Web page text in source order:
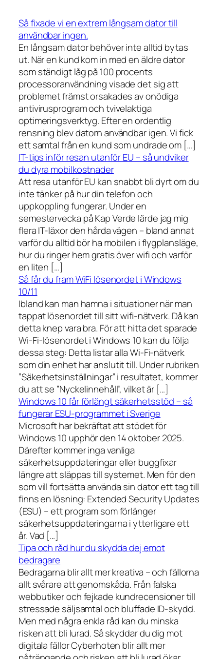
Så fixade vi en extrem långsam dator till
användbar ingen.
En långsam dator behöver inte alltid bytas
ut. När en kund kom in med en äldre dator
som ständigt låg på 100 procents
processoranvändning visade det sig att
problemet främst orsakades av onödiga
antivirusprogram och tvivelaktiga
optimeringsverktyg. Efter en ordentlig
rensning blev datorn användbar igen. Vi fick
ett samtal från en kund som undrade om […]
IT-tips inför resan utanför EU – så undviker
du dyra mobilkostnader
Att resa utanför EU kan snabbt bli dyrt om du
inte tänker på hur din telefon och
uppkoppling fungerar. Under en
semestervecka på Kap Verde lärde jag mig
flera IT-läxor den hårda vägen – bland annat
varför du alltid bör ha mobilen i flygplansläge,
hur du ringer hem gratis över wifi och varför
en liten […]
Så får du fram WiFi lösenordet i Windows
10/11
Ibland kan man hamna i situationer när man
tappat lösenordet till sitt wifi-nätverk. Då kan
detta knep vara bra. För att hitta det sparade
Wi-Fi-lösenordet i Windows 10 kan du följa
dessa steg: Detta listar alla Wi-Fi-nätverk
som din enhet har anslutit till. Under rubriken
”Säkerhetsinställningar” i resultatet, kommer
du att se ”Nyckelinnehåll”, vilket är […]
Windows 10 får förlängt säkerhetsstöd – så
fungerar ESU-programmet i Sverige
Microsoft har bekräftat att stödet för
Windows 10 upphör den 14 oktober 2025.
Därefter kommer inga vanliga
säkerhetsuppdateringar eller buggfixar
längre att släppas till systemet. Men för den
som vill fortsätta använda sin dator ett tag till
finns en lösning: Extended Security Updates
(ESU) – ett program som förlänger
säkerhetsuppdateringarna i ytterligare ett
år. Vad […]
Tipa och råd hur du skydda dej emot
bedragare
Bedragarna blir allt mer kreativa – och fällorna
allt svårare att genomskåda. Från falska
webbutiker och fejkade kundrecensioner till
stressade säljsamtal och bluffade ID-skydd.
Men med några enkla råd kan du minska
risken att bli lurad. Så skyddar du dig mot
digitala fällor Cyberhoten blir allt mer